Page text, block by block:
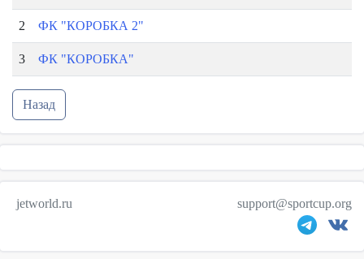
2 ФК "КОРОБКА 2"
3 ФК "КОРОБКА"
Назад
jetworld.ru support@sportcup.org